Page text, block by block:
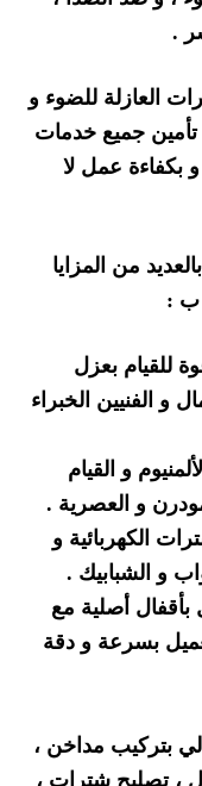
.
العازلة للضوء و
جميع خدمات
بكفاءة عمل لا
من المزايا
ب :
للقيام بعزل
الفنيين الخبراء
و القيام
و العصرية .
الكهربائية و
و الشبابيك .
بأقفال أصلية مع
بسرعة و دقة
بتركيب مداخن ،
، تصليح شترات ،